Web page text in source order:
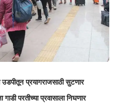
प्रयागराजसाठी सुटणार
परतीच्या प्रवासाला निघणार